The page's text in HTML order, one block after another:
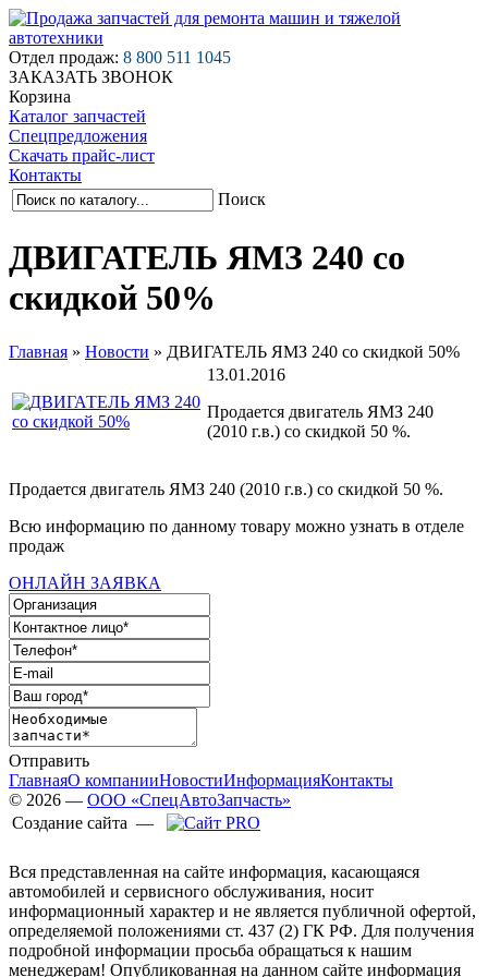
Отдел продаж: 8 800 511 1045
ЗАКАЗАТЬ ЗВОНОК
Корзина
Каталог запчастей
Спецпредложения
Скачать прайс-лист
Контакты
Поиск
ДВИГАТЕЛЬ ЯМЗ 240 со
скидкой 50%
Главная » Новости » ДВИГАТЕЛЬ ЯМЗ 240 со скидкой 50%
13.01.2016
Продается двигатель ЯМЗ 240
(2010 г.в.) со скидкой 50 %.
Продается двигатель ЯМЗ 240 (2010 г.в.) со скидкой 50 %.
Всю информацию по данному товару можно узнать в отделе
продаж
ОНЛАЙН ЗАЯВКА
Отправить
ГлавнаяО компанииНовостиИнформацияКонтакты
© 2026 — ООО «СпецАвтоЗапчасть»
Создание сайта —
Вся представленная на сайте информация, касающаяся
автомобилей и сервисного обслуживания, носит
информационный характер и не является публичной офертой,
определяемой положениями ст. 437 (2) ГК РФ. Для получения
подробной информации просьба обращаться к нашим
менеджерам! Опубликованная на данном сайте информация